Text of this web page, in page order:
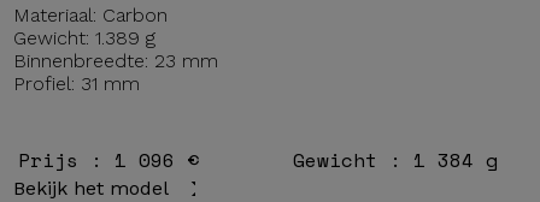
Materiaal: Carbon
Gewicht: 1.389 g
Binnenbreedte: 23 mm
Profiel: 31 mm
Prijs : 1 096 € Gewicht : 1 384 g
Bekijk het model